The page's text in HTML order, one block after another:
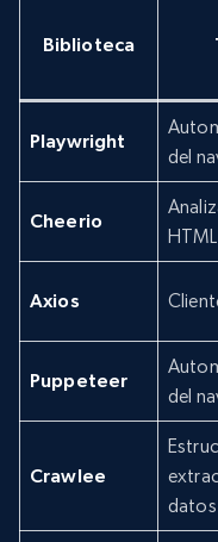
Biblioteca
Playwright
del
Cheerio
HTML
Axios
Puppeteer
del
Crawlee
datos